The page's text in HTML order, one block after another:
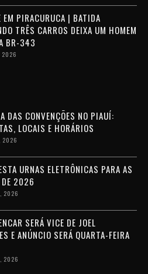
EM PIRACURUCA | BATIDA
TRÊS CARROS DEIXA UM HOMEM
BR-343
2026
DAS CONVENÇÕES NO PIAUÍ:
LOCAIS E HORÁRIOS
2026
URNAS ELETRÔNICAS PARA AS
DE 2026
2026
SERÁ VICE DE JOEL
E ANÚNCIO SERÁ QUARTA-FEIRA
2026